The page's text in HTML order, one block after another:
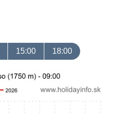
15:00 18:00